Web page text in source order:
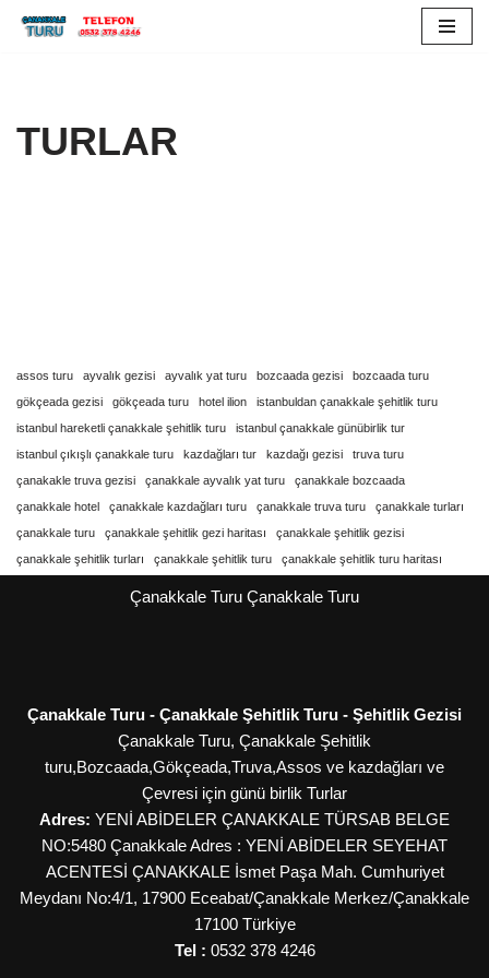
TURLAR
assos turu ayvalık gezisi ayvalık yat turu bozcaada gezisi
bozcaada turu
gökçeada gezisi
gökçeada turu hotel ilion
istanbuldan çanakkale şehitlik turu
istanbul hareketli çanakkale şehitlik turu
istanbul çanakkale günübirlik tur
istanbul çıkışlı çanakkale turu
kazdağları tur kazdağı gezisi
truva turu
çanakakle truva gezisi
çanakkale ayvalık yat turu
çanakkale bozcaada
çanakkale hotel
çanakkale kazdağları turu çanakkale truva turu
çanakkale turları
çanakkale turu
çanakkale şehitlik gezi haritası
çanakkale şehitlik gezisi
çanakkale şehitlik turları
çanakkale şehitlik turu çanakkale şehitlik turu haritası
Çanakkale Turu Çanakkale Turu
Çanakkale Turu - Çanakkale Şehitlik Turu - Şehitlik Gezisi
Çanakkale Turu, Çanakkale Şehitlik
turu,Bozcaada,Gökçeada,Truva,Assos ve kazdağları ve
Çevresi için günü birlik Turlar
Adres: YENİ ABİDELER ÇANAKKALE TÜRSAB BELGE
NO:5480 Çanakkale Adres : YENİ ABİDELER SEYEHAT
ACENTESİ ÇANAKKALE İsmet Paşa Mah. Cumhuriyet
Meydanı No:4/1, 17900 Eceabat/Çanakkale Merkez/Çanakkale
17100 Türkiye
Tel : 0532 378 4246